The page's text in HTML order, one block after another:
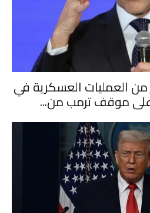
من العمليات العسكرية في
موقف ترمب من...